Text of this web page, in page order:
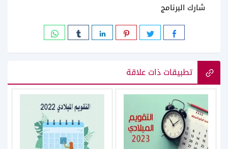
شارك البرنامج
تطبيقات ذات علاقة